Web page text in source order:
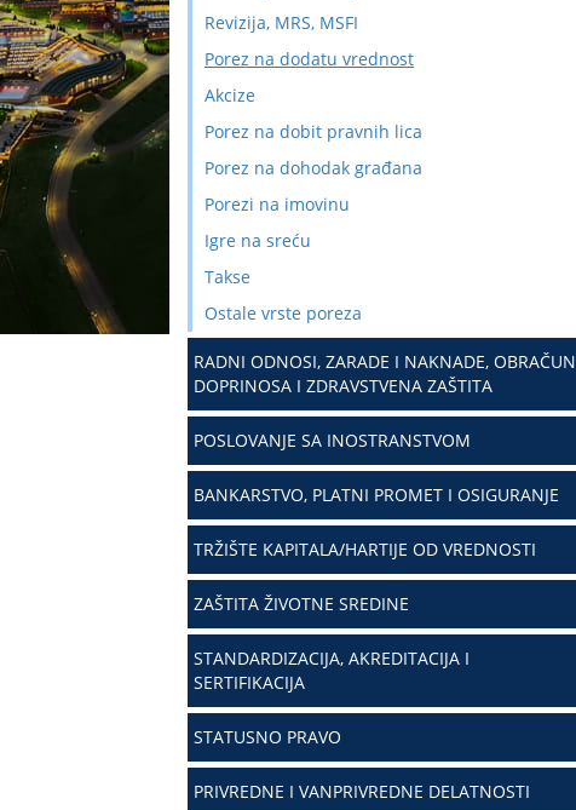
Revizija, MRS, MSFI
Porez na dodatu vrednost
Akcize
Porez na dobit pravnih lica
Porez na dohodak građana
Porezi na imovinu
Igre na sreću
Takse
Ostale vrste poreza
RADNI ODNOSI, ZARADE I NAKNADE, OBRAČUN
DOPRINOSA I ZDRAVSTVENA ZAŠTITA
POSLOVANJE SA INOSTRANSTVOM
BANKARSTVO, PLATNI PROMET I OSIGURANJE
TRŽIŠTE KAPITALA/HARTIJE OD VREDNOSTI
ZAŠTITA ŽIVOTNE SREDINE
STANDARDIZACIJA, AKREDITACIJA I
SERTIFIKACIJA
STATUSNO PRAVO
PRIVREDNE I VANPRIVREDNE DELATNOSTI